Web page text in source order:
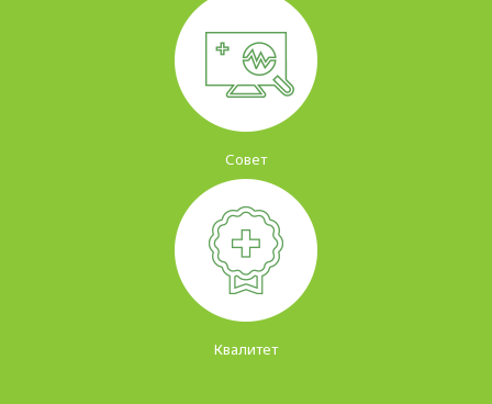
Совет
Квалитет